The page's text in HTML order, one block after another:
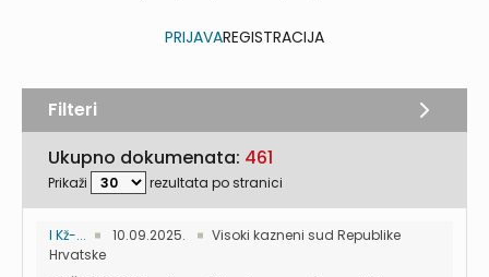
PRIJAVAREGISTRACIJA
Ukupno dokumenata: 461
Prikaži rezultata po stranici
I Kž-... 10.09.2025.
Visoki kazneni sud Republike
Hrvatske
Filteri